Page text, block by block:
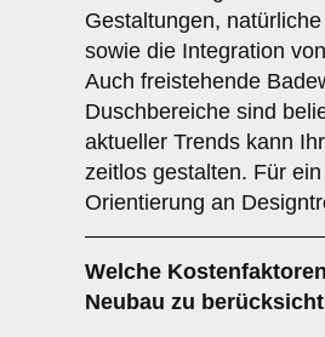
Gestaltungen,
sowie die Integration
Auch freistehende
Duschbereiche sind
aktueller Trends kann
zeitlos gestalten. Für
Orientierung an
Welche
Neubau zu